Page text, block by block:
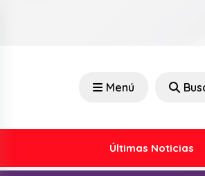
Menú
Últimas Noticias